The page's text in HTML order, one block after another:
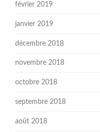
février 2019
janvier 2019
décembre 2018
novembre 2018
octobre 2018
septembre 2018
août 2018